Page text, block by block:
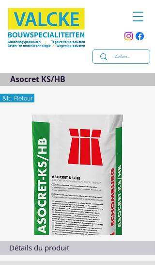
Asocret KS/HB
&lt; Retour
Détails du produit